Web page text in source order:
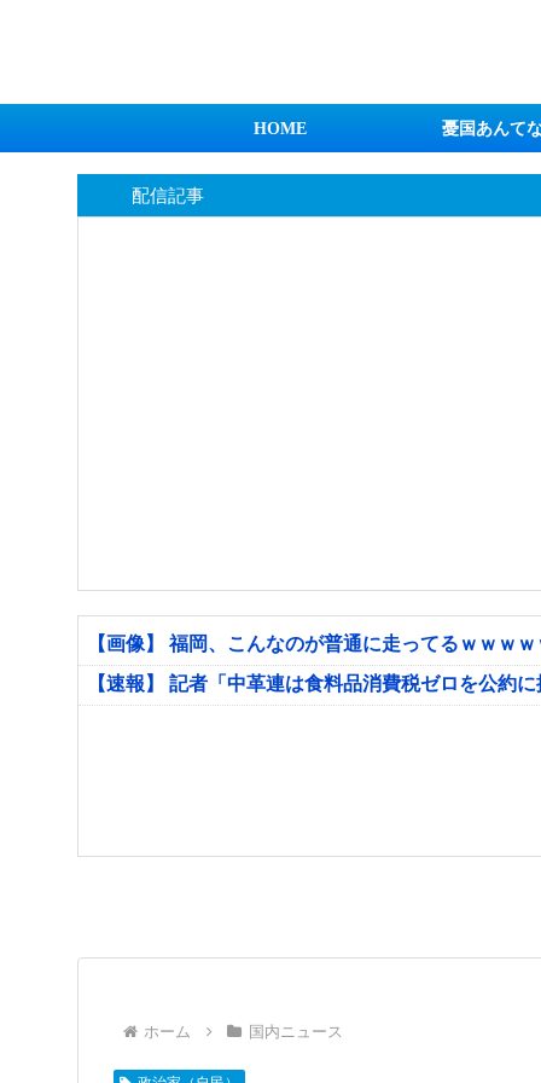
HOME 憂国あんて
配信記事
【画像】 福岡、こんなのが普通に走ってるｗｗｗ
【速報】 記者「中革連は食料品消費税ゼロを公約
ホーム 国内ニュース